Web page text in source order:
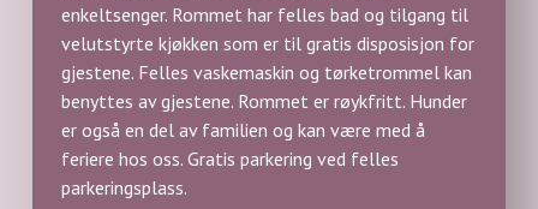
enkeltsenger. Rommet har felles bad og tilgang til
velutstyrte kjøkken som er til gratis disposisjon for
gjestene. Felles vaskemaskin og tørketrommel kan
benyttes av gjestene. Rommet er røykfritt. Hunder
er også en del av familien og kan være med å
feriere hos oss. Gratis parkering ved felles
parkeringsplass.